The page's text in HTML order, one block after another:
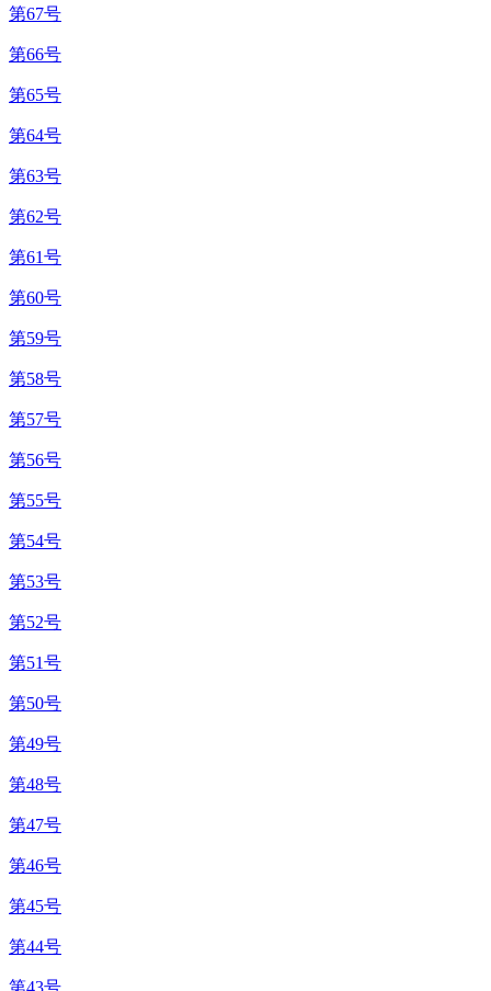
第67号
第66号
第65号
第64号
第63号
第62号
第61号
第60号
第59号
第58号
第57号
第56号
第55号
第54号
第53号
第52号
第51号
第50号
第49号
第48号
第47号
第46号
第45号
第44号
第43号